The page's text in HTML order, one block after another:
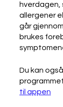
hverdagen,
allergener
går
brukes
Du kan
til appen